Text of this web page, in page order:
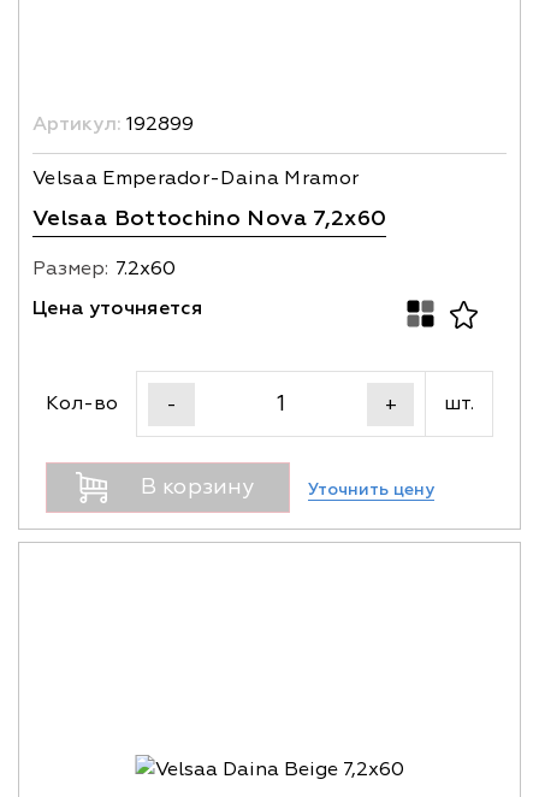
Артикул: 192899
Velsaa Emperador-Daina Mramor
Velsaa Bottochino Nova 7,2x60
Размер: 7.2х60
Цена уточняется
Кол-во - + шт.
В корзину Уточнить цену